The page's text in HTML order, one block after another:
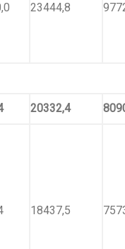
23444,8
20332,4
18437,5